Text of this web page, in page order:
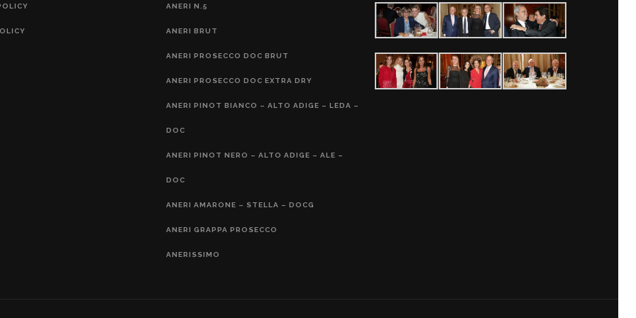
ANERI N.5
ANERI BRUT
ANERI PROSECCO DOC BRUT
ANERI PROSECCO DOC EXTRA DRY
ANERI PINOT BIANCO – ALTO ADIGE – LEDA –
DOC
ANERI PINOT NERO – ALTO ADIGE – ALE –
DOC
ANERI AMARONE – STELLA – DOCG
ANERI GRAPPA PROSECCO
ANERISSIMO